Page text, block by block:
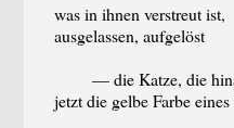
was in ihnen verstreut ist,
ausgelassen, aufgelöst
— die Katze, die
jetzt die gelbe Farbe